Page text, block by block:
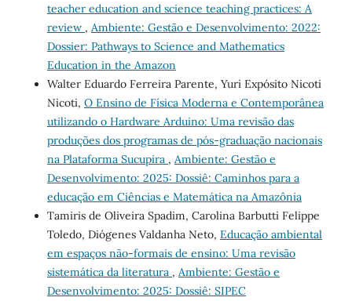
teacher education and science teaching practices: A
review , Ambiente: Gestão e Desenvolvimento: 2022:
Dossier: Pathways to Science and Mathematics
Education in the Amazon
Walter Eduardo Ferreira Parente, Yuri Expósito Nicoti
Nicoti, O Ensino de Física Moderna e Contemporânea
utilizando o Hardware Arduino: Uma revisão das
produções dos programas de pós-graduação nacionais
na Plataforma Sucupira , Ambiente: Gestão e
Desenvolvimento: 2025: Dossiê: Caminhos para a
educação em Ciências e Matemática na Amazônia
Tamiris de Oliveira Spadim, Carolina Barbutti Felippe
Toledo, Diógenes Valdanha Neto, Educação ambiental
em espaços não-formais de ensino: Uma revisão
sistemática da literatura , Ambiente: Gestão e
Desenvolvimento: 2025: Dossiê: SIPEC